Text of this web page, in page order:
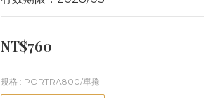
NT$760
規格 : PORTRA800/單捲